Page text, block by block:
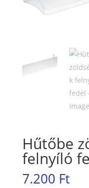
Hűtőbe
felnyíló
7.200 Ft